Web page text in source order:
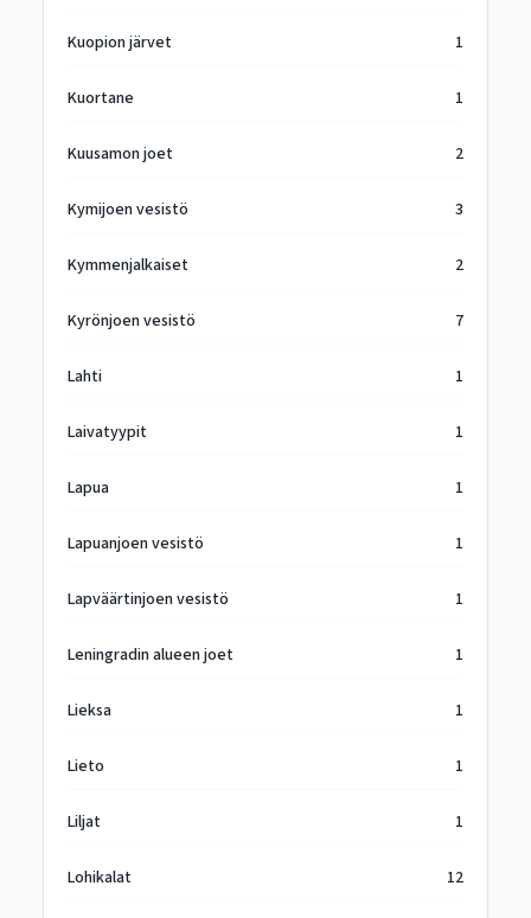
Kuopion järvet 1
Kuortane 1
Kuusamon joet 2
Kymijoen vesistö 3
Kymmenjalkaiset 2
Kyrönjoen vesistö 7
Lahti 1
Laivatyypit 1
Lapua 1
Lapuanjoen vesistö 1
Lapväärtinjoen vesistö 1
Leningradin alueen joet 1
Lieksa 1
Lieto 1
Liljat 1
Lohikalat 12